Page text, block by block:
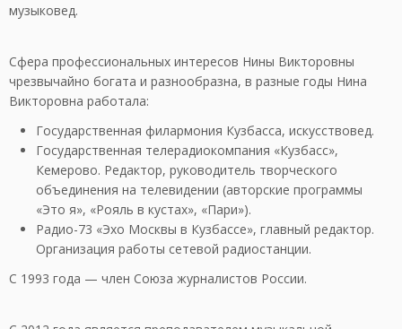
музыковед.
Сфера профессиональных интересов Нины Викторовны
чрезвычайно богата и разнообразна, в разные годы Нина
Викторовна работала:
Государственная филармония Кузбасса, искусствовед.
Государственная телерадиокомпания «Кузбасс»,
Кемерово. Редактор, руководитель творческого
объединения на телевидении (авторские программы
«Это я», «Рояль в кустах», «Пари»).
Радио-73 «Эхо Москвы в Кузбассе», главный редактор.
Организация работы сетевой радиостанции.
С 1993 года — член Союза журналистов России.